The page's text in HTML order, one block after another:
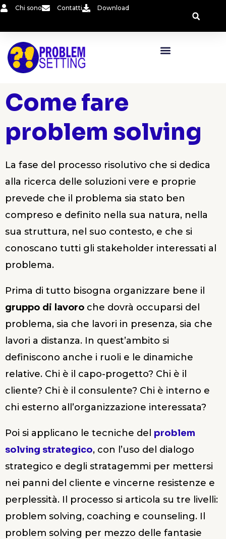
Vai
contenuto
Chi sono Contatti Download
Come fare
problem solving
La fase del processo risolutivo che si dedica
alla ricerca delle soluzioni vere e proprie
prevede che il problema sia stato ben
compreso e definito nella sua natura, nella
sua struttura, nel suo contesto, e che si
conoscano tutti gli stakeholder interessati al
problema.
Prima di tutto bisogna organizzare bene il
gruppo di lavoro che dovrà occuparsi del
problema, sia che lavori in presenza, sia che
lavori a distanza. In quest’ambito si
definiscono anche i ruoli e le dinamiche
relative. Chi è il capo-progetto? Chi è il
cliente? Chi è il consulente? Chi è interno e
chi esterno all’organizzazione interessata?
Poi si applicano le tecniche del problem
solving strategico, con l’uso del dialogo
strategico e degli stratagemmi per mettersi
nei panni del cliente e vincerne resistenze e
perplessità. Il processo si articola su tre livelli:
problem solving, coaching e counseling. Il
problem solving per mezzo delle fantasie